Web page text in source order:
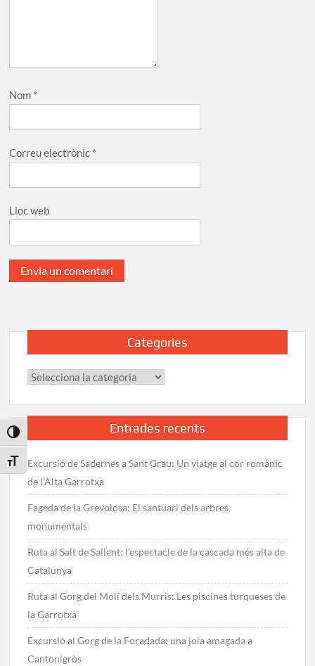
Toggle High Contrast
Toggle Font size
Nom *
Correu electrònic *
Lloc web
Categories
Categories
Entrades recents
Excursió de Sadernes a Sant Grau: Un viatge al cor romànic
de l’Alta Garrotxa
Fageda de la Grevolosa: El santuari dels arbres
monumentals
Ruta al Salt de Sallent: l’espectacle de la cascada més alta de
Catalunya
Ruta al Gorg del Molí dels Murris: Les piscines turqueses de
la Garrotxa
Excursió al Gorg de la Foradada: una joia amagada a
Cantonigròs